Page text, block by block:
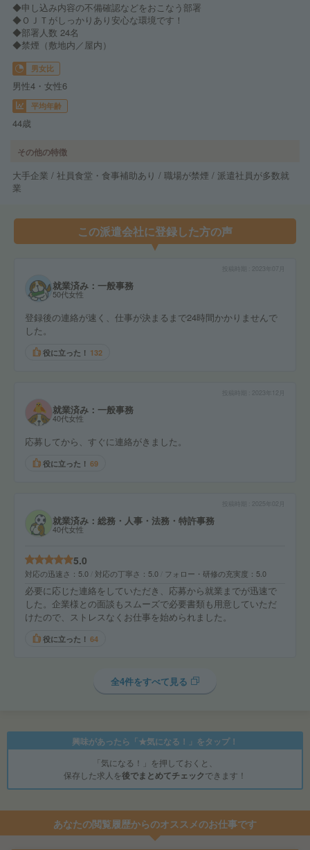
◆申し込み内容の不備確認などをおこなう部署
◆ＯＪＴがしっかりあり安心な環境です！
◆部署人数 24名
◆禁煙（敷地内／屋内）
男女比
男性4・女性6
平均年齢
44歳
その他の特徴
大手企業 / 社員食堂・食事補助あり / 職場が禁煙 / 派遣社員が多数就
業
この派遣会社に登録した方の声
就業済み：一般事務
50代女性
登録後の連絡が速く、仕事が決まるまで24時間かかりませんで
した。
役に立った！ 132
2023年12月
就業済み：一般事務
40代女性
応募してから、すぐに連絡がきました。
役に立った！ 69
2025年02月
就業済み：総務・人事・法務・特許事務
40代女性
5.0
対応の迅速さ 5.0 対応の丁寧さ 5.0 フォロー・研修の充実度 5.0
必要に応じた連絡をしていただき、応募から就業までが迅速で
した。企業様との面談もスムーズで必要書類も用意していただ
けたので、ストレスなくお仕事を始められました。
役に立った！ 64
全4件をすべて見る
興味があったら「★気になる！」をタップ！
「気になる！」を押しておくと、
保存した求人を後でまとめてチェックできます！
あなたの閲覧履歴からのオススメのお仕事です